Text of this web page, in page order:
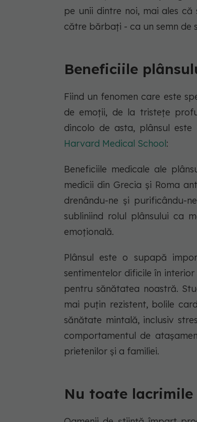
pe unii dintre noi, mai ales
către bărbați - ca un semn de
Beneficiile
Fiind un fenomen care este
de emoții, de la tristețe
dincolo de asta, plânsul
Harvard Medical School:
Beneficiile medicale ale
medicii din Grecia și Roma
drenându-ne și purificându-
subliniind rolul plânsului ca
emoțională.
Plânsul este o supapă
sentimentelor dificile în
pentru sănătatea noastră.
mai puțin rezistent, bolile
sănătate mintală, inclusiv
comportamentul de
prietenilor și a familiei.
Nu toate